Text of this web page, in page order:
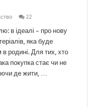
22
в ідеалі – про нову
яка буде
родині. Для тих, хто
покупка стає чи не
де жити, …